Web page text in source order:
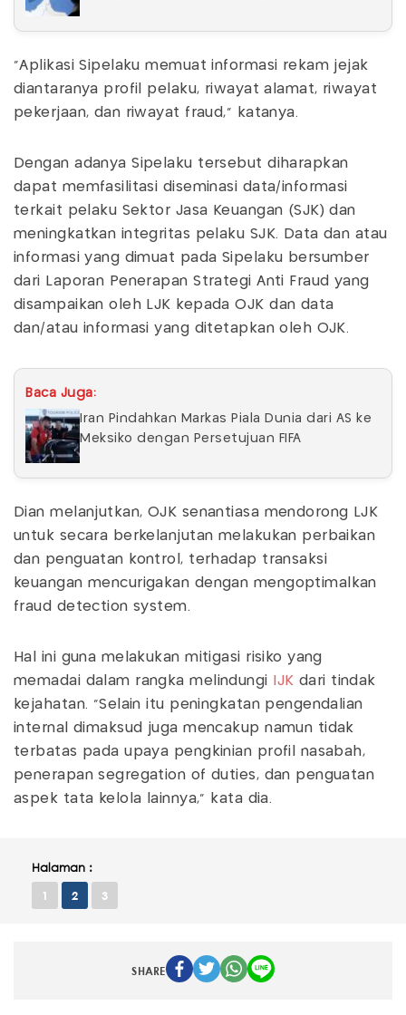
"Aplikasi Sipelaku memuat informasi rekam jejak
diantaranya profil pelaku, riwayat alamat, riwayat
pekerjaan, dan riwayat fraud," katanya.
Dengan adanya Sipelaku tersebut diharapkan
dapat memfasilitasi diseminasi data/informasi
terkait pelaku Sektor Jasa Keuangan (SJK) dan
meningkatkan integritas pelaku SJK. Data dan atau
informasi yang dimuat pada Sipelaku bersumber
dari Laporan Penerapan Strategi Anti Fraud yang
disampaikan oleh LJK kepada OJK dan data
dan/atau informasi yang ditetapkan oleh OJK.
Baca Juga:
Iran Pindahkan Markas Piala Dunia dari AS ke
Meksiko dengan Persetujuan FIFA
Dian melanjutkan, OJK senantiasa mendorong LJK
untuk secara berkelanjutan melakukan perbaikan
dan penguatan kontrol, terhadap transaksi
keuangan mencurigakan dengan mengoptimalkan
fraud detection system.
Hal ini guna melakukan mitigasi risiko yang
memadai dalam rangka melindungi
IJK dari tindak
kejahatan. "Selain itu peningkatan pengendalian
internal dimaksud juga mencakup namun tidak
terbatas pada upaya pengkinian profil nasabah,
penerapan segregation of duties, dan penguatan
aspek tata kelola lainnya," kata dia.
Halaman :
1 2 3
SHARE